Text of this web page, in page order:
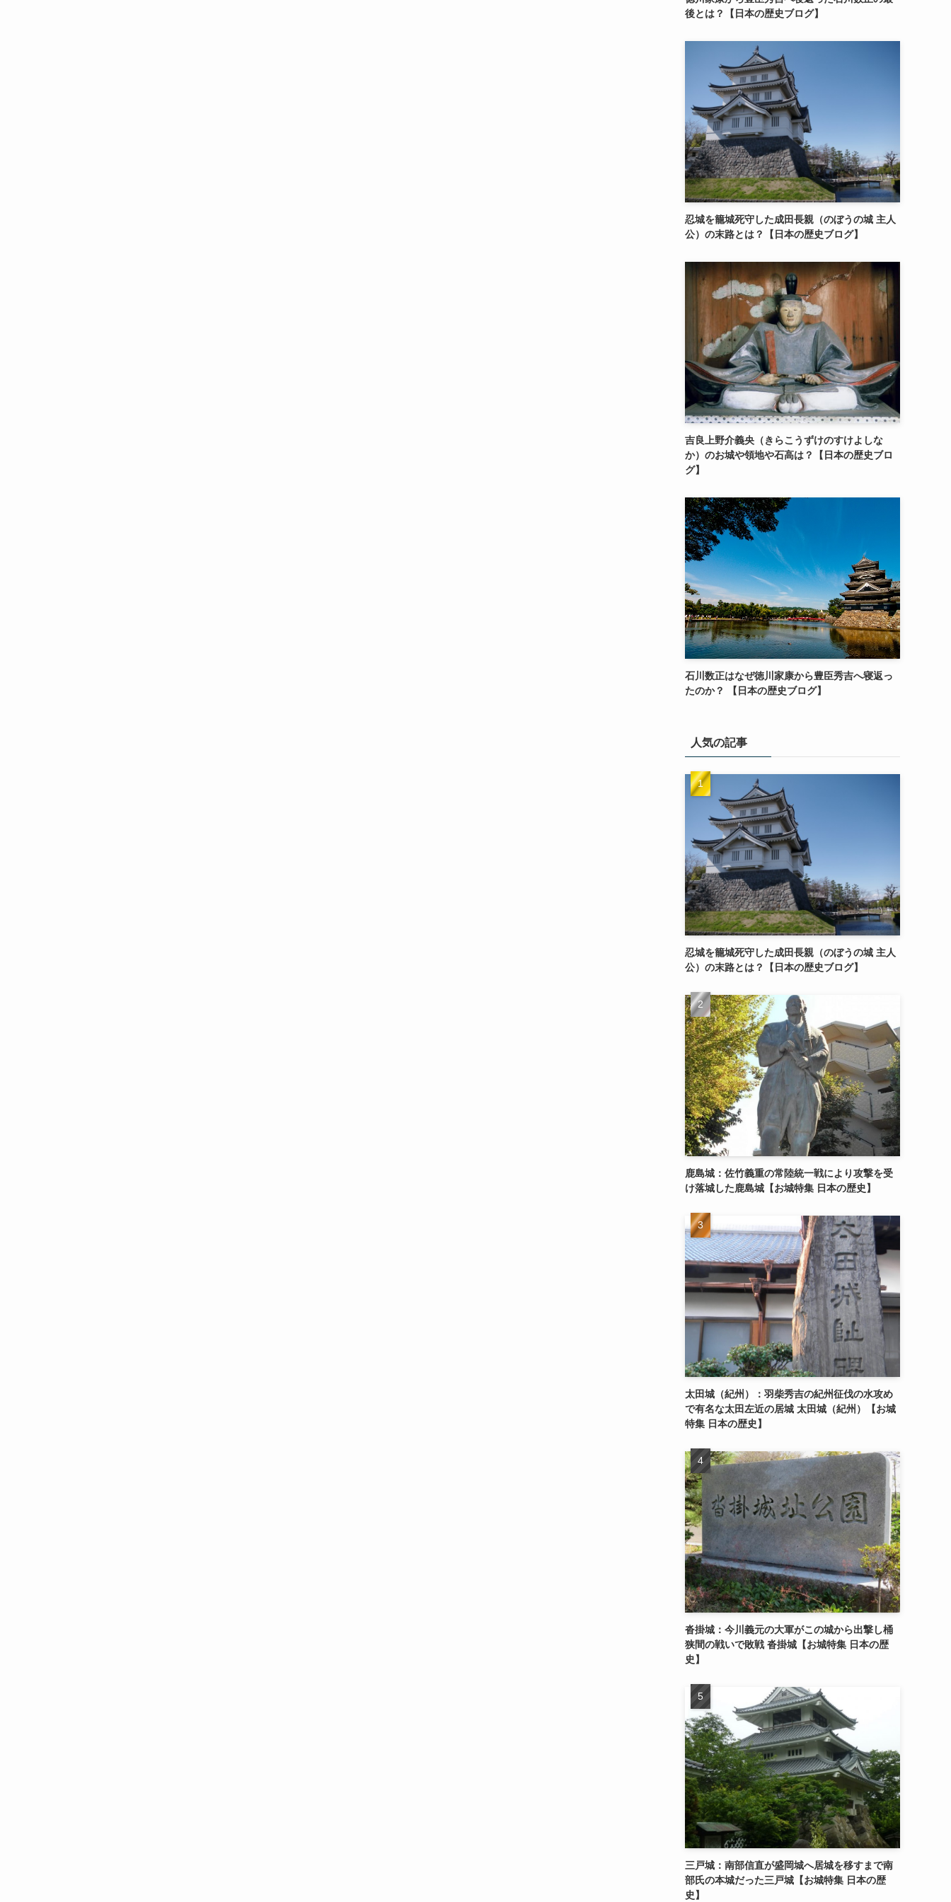
後とは？【日本の歴史ブログ】
忍城を籠城死守した成田長親（のぼうの城 主人
公）の末路とは？【日本の歴史ブログ】
吉良上野介義央（きらこうずけのすけよしな
か）のお城や領地や石高は？【日本の歴史ブロ
グ】
石川数正はなぜ徳川家康から豊臣秀吉へ寝返っ
たのか？ 【日本の歴史ブログ】
人気の記事
忍城を籠城死守した成田長親（のぼうの城 主人
公）の末路とは？【日本の歴史ブログ】
鹿島城：佐竹義重の常陸統一戦により攻撃を受
け落城した鹿島城【お城特集 日本の歴史】
太田城（紀州）：羽柴秀吉の紀州征伐の水攻め
で有名な太田左近の居城 太田城（紀州）【お城
特集 日本の歴史】
沓掛城：今川義元の大軍がこの城から出撃し桶
狭間の戦いで敗戦 沓掛城【お城特集 日本の歴
史】
三戸城：南部信直が盛岡城へ居城を移すまで南
部氏の本城だった三戸城【お城特集 日本の歴
史】